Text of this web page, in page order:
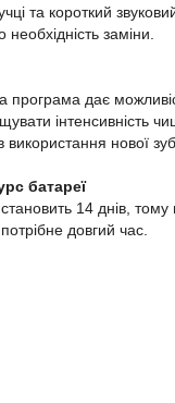
та короткий
заміни.
програма дає
інтенсивність
нової
батареї
14 днів,
довгий час.